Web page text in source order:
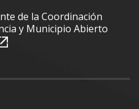
de la Coordinación
y Municipio Abierto